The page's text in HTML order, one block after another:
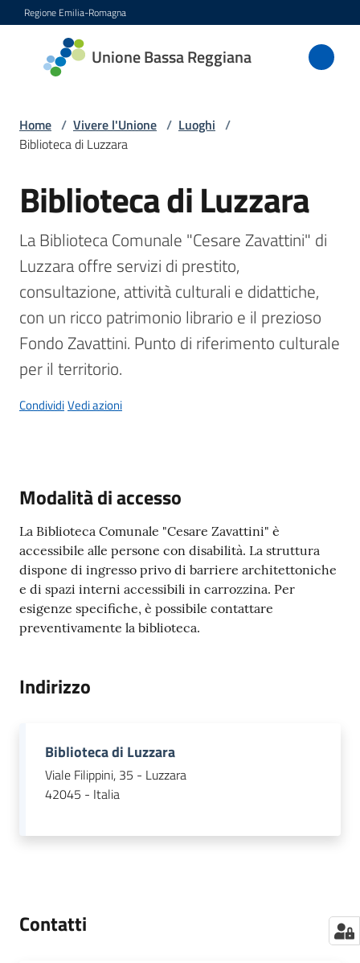
Vai al contenuto
Vai alla navigazione
Vai al footer
Regione Emilia-Romagna
Unione Bassa Reggiana
Unione
Bassa
Novità
Servizi
Vivere
l'Unione
Menu selezionato
Seguici
su
Home / Vivere l'Unione / Luoghi /
Biblioteca di Luzzara
Salta al contenuto
Biblioteca di Luzzara
La Biblioteca Comunale "Cesare Zavattini" di
Luzzara offre servizi di prestito,
consultazione, attività culturali e didattiche,
con un ricco patrimonio librario e il prezioso
Fondo Zavattini. Punto di riferimento culturale
per il territorio.
CondividiVedi azioni
Modalità di accesso
La Biblioteca Comunale "Cesare Zavattini" è
accessibile alle persone con disabilità. La struttura
dispone di ingresso privo di barriere architettoniche
e di spazi interni accessibili in carrozzina. Per
esigenze specifiche, è possibile contattare
preventivamente la biblioteca.
Indirizzo
Biblioteca di Luzzara
Viale Filippini, 35 - Luzzara
42045 - Italia
Contatti